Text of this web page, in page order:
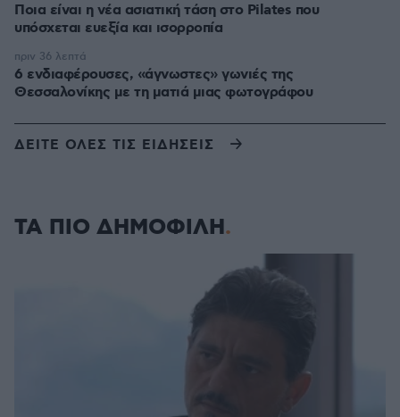
Ποια είναι η νέα ασιατική τάση στο Pilates που
υπόσχεται ευεξία και ισορροπία
6 ενδιαφέρουσες, «άγνωστες» γωνιές της
Θεσσαλονίκης με τη ματιά μιας φωτογράφου
πριν 36 λεπτά
ΔΕΙΤΕ ΟΛΕΣ ΤΙΣ ΕΙΔΗΣΕΙΣ
ΤΑ ΠΙΟ ΔΗΜΟΦΙΛΗ